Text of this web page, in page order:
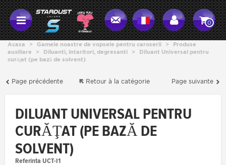
0
Acasa > Gamele noastre de vopsele pentru caroserii >
Produse
auxiliare
> Diluanti, intaritori, degresanti >
Diluant Universal pentru
curăţat (pe bază de solvent)
Page précédente Page suivante
Retour à la catégorie
DILUANT UNIVERSAL PENTRU
CURĂŢAT (PE BAZĂ DE
SOLVENT)
Referinta UCT-I1